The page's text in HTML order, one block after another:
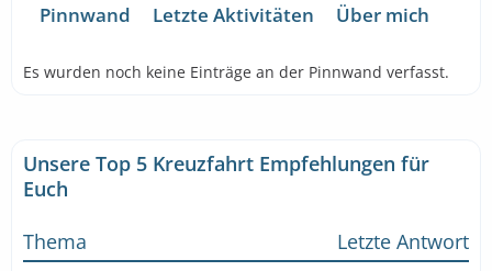
Pinnwand Letzte Aktivitäten Über mich
Es wurden noch keine Einträge an der Pinnwand verfasst.
Unsere Top 5 Kreuzfahrt Empfehlungen für
Euch
Thema
Letzte Antwort